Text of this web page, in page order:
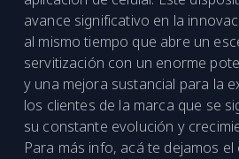
avance significativo en la
al mismo tiempo que abre un
servitización con un enorme
y una mejora sustancial para la
los clientes de la marca que se
su constante evolución y
Para más info, acá te dejamos el